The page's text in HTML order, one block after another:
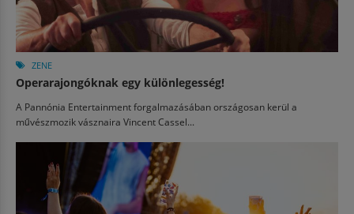
ZENE
Operarajongóknak egy különlegesség!
A Pannónia Entertainment forgalmazásában országosan kerül a
művészmozik vásznaira Vincent Cassel...